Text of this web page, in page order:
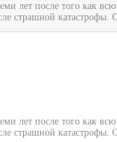
лет после того как
страшной
лет после того как
страшной